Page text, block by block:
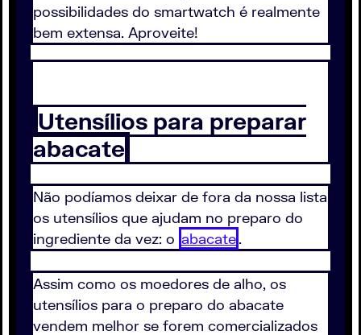
possibilidades do smartwatch é realmente
bem extensa. Aproveite!
Utensílios para preparar
abacate
Não podíamos deixar de fora da nossa lista
os utensílios que ajudam no preparo do
ingrediente da vez: o abacate.
Assim como os moedores de alho, os
utensílios para o preparo do abacate
vendem melhor se forem comercializados